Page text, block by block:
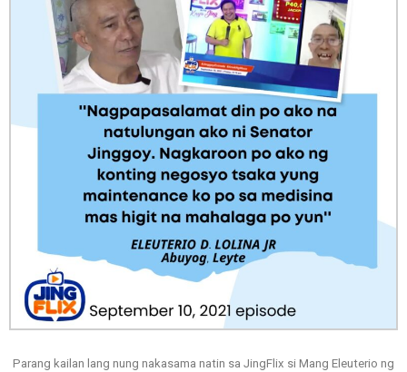
Parang kailan lang nung nakasama natin sa JingFlix si Mang Eleuterio ng